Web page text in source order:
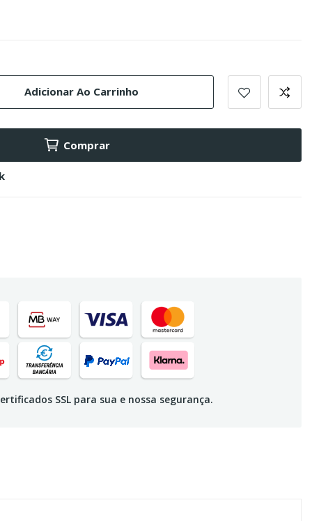
Adicionar Ao Carrinho
Comprar
SSL para sua e nossa segurança.